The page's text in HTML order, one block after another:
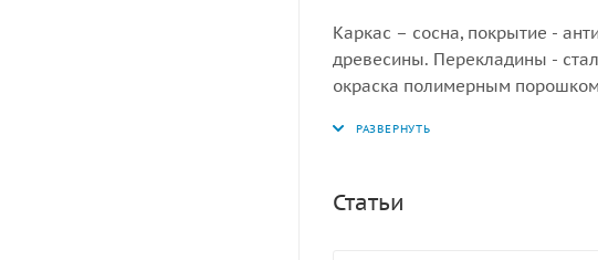
Каркас – сосна, покрытие -
древесины. Перекладины -
окраска полимерным
Статьи